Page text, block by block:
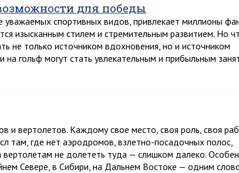
для победы
уважаемых спортивных видов, привлекает миллионы
изысканным стилем и стремительным развитием. Но
не только источником вдохновения, но и источником
гольф могут стать увлекательным и прибыльным
и вертолетов. Каждому свое место, своя роль, своя
там, где нет аэродромов, взлетно-посадочных полос,
не долететь туда — слишком далеко.
Севере, в Сибири, на Дальнем Востоке — одним